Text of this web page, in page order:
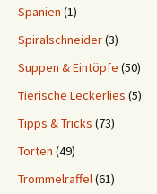
Spanien (1)
Spiralschneider(3)
Suppen & Eintöpfe (50)
Tierische Leckerlies (5)
Tipps & Tricks (73)
Torten (49)
Trommelraffel(61)